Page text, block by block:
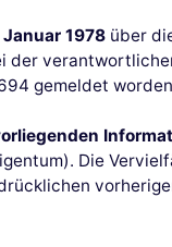
1978 über
gemeldet
Die